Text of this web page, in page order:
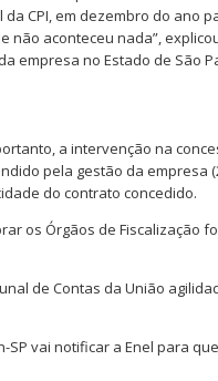
CPI, em dezembro do ano
não aconteceu nada”,
empresa no Estado de São
a intervenção na
pela gestão da empresa
do contrato concedido.
os Órgãos de Fiscalização
de Contas da União
SP vai notificar a Enel para